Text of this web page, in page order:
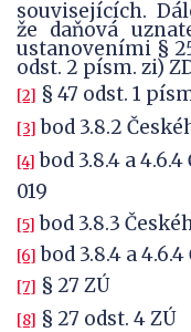
souvisejících.
že daňová
ustanoveními §
odst. 2 písm. zi)
[2] § 47 odst. 1
[3] bod 3.8.2
[4] bod 3.8.4 a
019
[5] bod 3.8.3
[6] bod 3.8.4 a 4.6.4
[7] § 27 ZÚ
[8] § 27 odst. 4 ZÚ